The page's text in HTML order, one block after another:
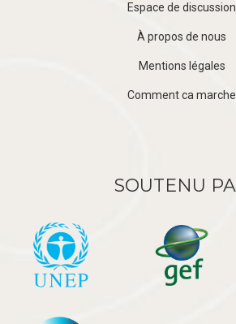
Espace de discussion
À propos de nous
Mentions légales
Comment ca marche
SOUTENU